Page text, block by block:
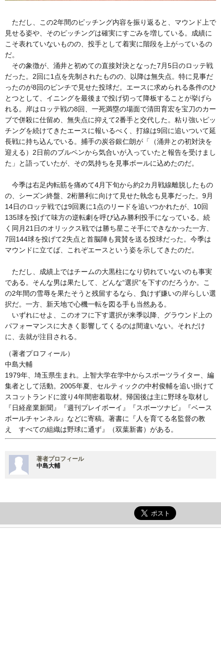
ただし、この2年間のピッチング内容を振り返ると、マウンド上で
見せる姿や、そのピッチングは確実にすごみを増している。成績に
こそ表れていないものの、投手として着実に階段を上がっているの
だ。
その象徴が、涌井と初めての直接対決となった7月5日のロッテ戦
だった。2回に1点を先制されたものの、以降は無失点。特に見事だ
ったのが8回のピンチで見せた投球だ。エースに求められる条件のひ
とつとして、イニングを最後まで投げ切って降板することが挙げら
れる。岸はロッテ戦の8回、一死満塁の場面で清田育宏を宝刀のカー
ブで併殺に仕留め、無失点に抑えて2番手と交代した。粘り強いピッ
チングを続けてきたエースに報いるべく、打線は9回に追いついて延
長戦に持ち込んでいる。捕手の炭谷銀仁朗が「（涌井との初対決を
迎える）2日前のブルペンから気合いが入っていたと報告を受けまし
た」と語っていたが、その気持ちを見事ボールに込めたのだ。
今季は右足内転筋を痛めて4月下旬から約2カ月戦線離脱したもの
の、シーズン終盤、2桁勝利に向けて見せた執念も見事だった。9月
14日のロッテ戦では9回裏に1点のリードを追いつかれたが、10回
135球を投げて味方の逆転劇を呼び込み勝利投手になっている。続
く同月21日のオリックス戦では勝ち星こそ手にできなかった一方、
7回144球を投げて2失点と首脳陣も賞賛を送る投球だった。今季は
マウンドに立てば、これぞエースという姿を示してきたのだ。
ただし、成績上ではチームの大黒柱になり切れていないのも事実
である。そんな男は果たして、どんな“選択”を下すのだろうか。こ
の2年間の雪辱を果たそうと残留するなら、負けず嫌いの岸らしい選
択だ。一方、新天地で心機一転を図る手も当然ある。
いずれにせよ、このオフに下す選択が来季以降、グラウンド上の
パフォーマンスに大きく影響してくるのは間違いない。それだけ
に、去就が注目される。
（著者プロフィール）
中島大輔
1979年、埼玉県生まれ。上智大学在学中からスポーツライター、編
集者として活動。2005年夏、セルティックの中村俊輔を追い掛けて
スコットランドに渡り4年間密着取材。帰国後は主に野球を取材し
『日経産業新聞』『週刊プレイボーイ』『スポーツナビ』『ベース
ボールチャンネル』などに寄稿。著書に『人を育てる名監督の教
え すべての組織は野球に通ず』（双葉新書）がある。
著者プロフィール
中島大輔